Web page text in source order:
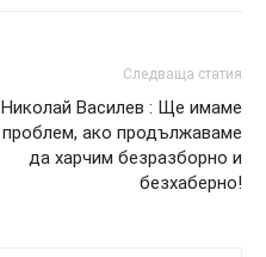
Следваща статия
Николай Василев : Ще имаме
проблем, ако продължаваме
да харчим безразборно и
безхаберно!